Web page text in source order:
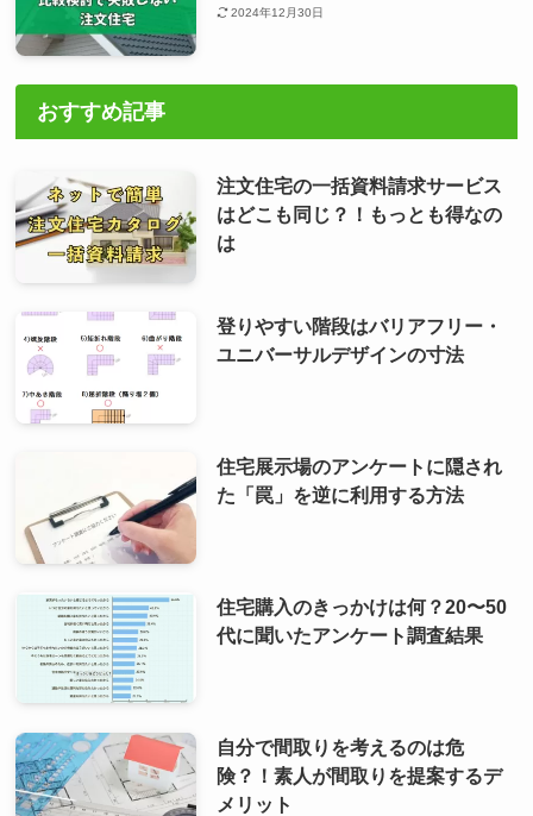
2024年12月30日
おすすめ記事
注文住宅の一括資料請求サービス
はどこも同じ？！もっとも得なの
は
登りやすい階段はバリアフリー・
ユニバーサルデザインの寸法
住宅展示場のアンケートに隠され
た「罠」を逆に利用する方法
住宅購入のきっかけは何？20〜50
代に聞いたアンケート調査結果
自分で間取りを考えるのは危
険？！素人が間取りを提案するデ
メリット